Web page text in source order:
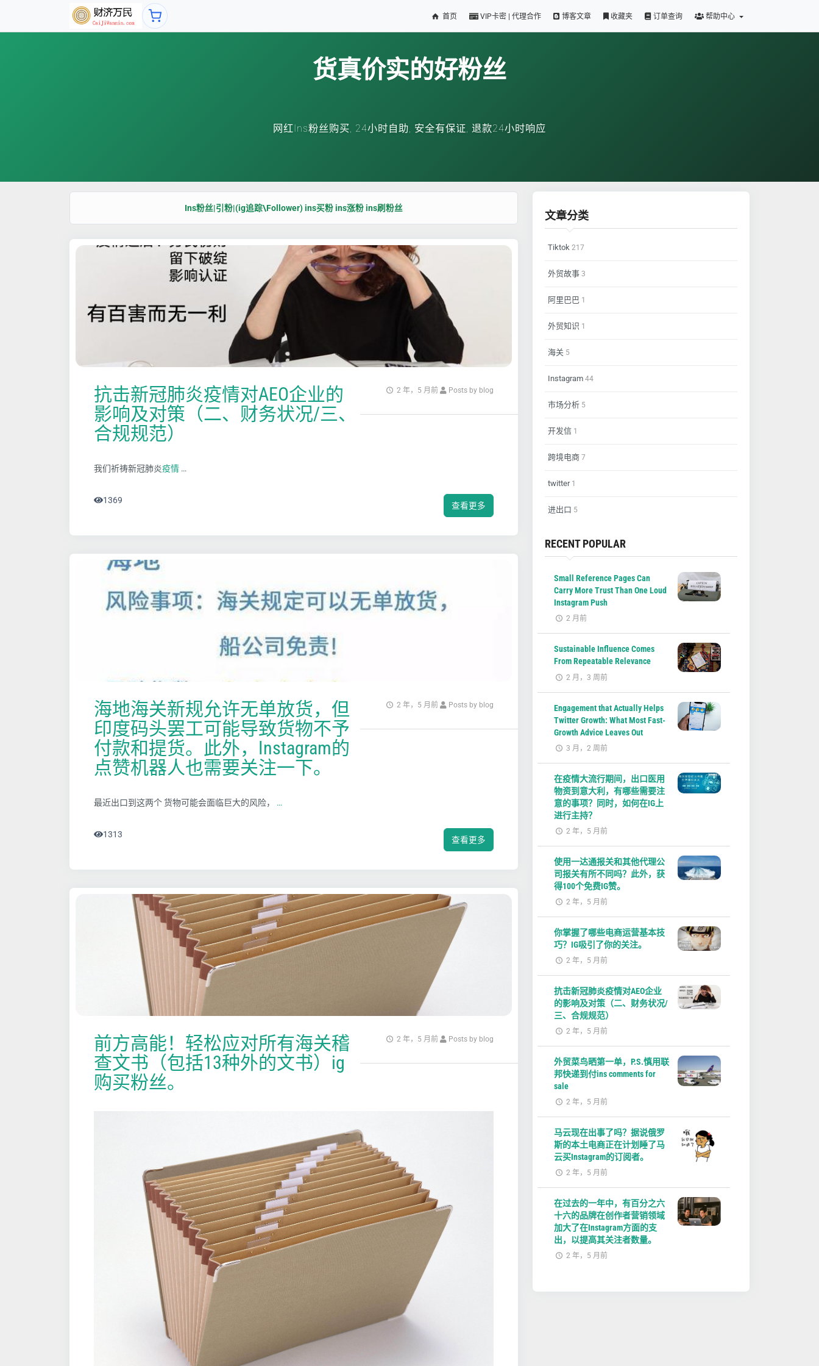
首页 VIP卡密 | 代理合作 博客文章 收藏夹 订单查询 帮助中心
货真价实的好粉丝
网红Ins粉丝购买, 24小时自助, 安全有保证, 退款24小时响应
Ins粉丝|引粉|(ig追踪\Follower) ins买粉 ins涨粉 ins刷粉丝
2 年，5 月前 Posts by blog
抗击新冠肺炎疫情对AEO企业的
影响及对策（二、财务状况/三、
合规规范）
我们祈祷新冠肺炎疫情 …
查看更多
1369
2 年，5 月前 Posts by blog
海地海关新规允许无单放货，但
印度码头罢工可能导致货物不予
付款和提货。此外，Instagram的
点赞机器人也需要关注一下。
最近出口到这两个 货物可能会面临巨大的风险， …
查看更多
1313
2 年，5 月前 Posts by blog
前方高能！轻松应对所有海关稽
查文书（包括13种外的文书）ig
购买粉丝。
文章分类
Tiktok 217
外贸故事 3
阿里巴巴 1
外贸知识 1
海关 5
Instagram 44
市场分析 5
开发信 1
跨境电商 7
twitter1
进出口 5
RECENT POPULAR
Small Reference Pages Can
Carry More Trust Than One Loud
Instagram Push
2 月前
Sustainable Influence Comes
From Repeatable Relevance
2 月，3 周前
Engagement that Actually Helps
Twitter Growth: What Most Fast-
Growth Advice Leaves Out
3 月，2 周前
在疫情大流行期间，出口医用
物资到意大利，有哪些需要注
意的事项？同时，如何在IG上
进行主持？
2 年，5 月前
使用一达通报关和其他代理公
司报关有所不同吗？此外，获
得100个免费IG赞。
2 年，5 月前
你掌握了哪些电商运营基本技
巧？IG吸引了你的关注。
2 年，5 月前
抗击新冠肺炎疫情对AEO企业
的影响及对策（二、财务状况/
三、合规规范）
2 年，5 月前
外贸菜鸟晒第一单，P.S.慎用联
邦快递到付ins comments for
sale
2 年，5 月前
马云现在出事了吗？据说俄罗
斯的本土电商正在计划睡了马
云买Instagram的订阅者。
2 年，5 月前
在过去的一年中，有百分之六
十六的品牌在创作者营销领域
加大了在Instagram方面的支
出，以提高其关注者数量。
2 年，5 月前